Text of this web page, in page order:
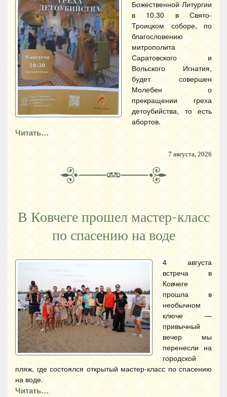
Божественной Литургии
в 10.30 в Свято-
Троицком соборе, по
благословению
митрополита
Саратовского и
Вольского Игнатия,
будет совершен
Молебен о
прекращении греха
детоубийства, то есть
абортов.
Читать…
7 августа, 2026
В Ковчеге прошел мастер-класс
по спасению на воде
4 августа
встреча в
Ковчеге
прошла в
необычном
ключе —
привычный
вечер мы
перенесли на
городской
пляж, где состоялся открытый мастер-класс по спасению
на воде.
Читать…